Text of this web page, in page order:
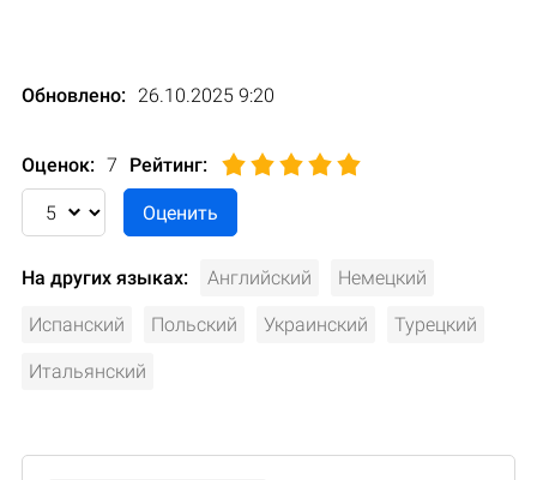
Обновлено: 26.10.2025 9:20
Оценок: 7 Рейтинг:
На других языках: Английский Немецкий
Испанский Польский Украинский Турецкий
Итальянский